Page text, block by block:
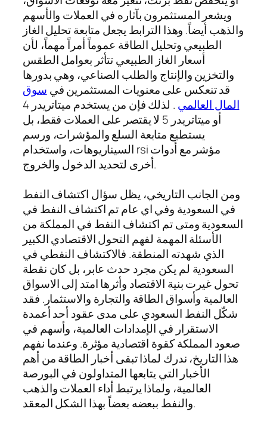
ويشعر المستثمرون بآثاره في العملات والأسهم
والذهب أيضاً. وهذا الترابط يجعل متابعة تحليل الغاز
الطبيعي وتحليل الطاقة عموماً أمراً مهماً، لأن
أسعار الغاز الطبيعي تتأثر بعوامل الطقس
والتخزين والإنتاج والطلب الصناعي، وهي بدورها
قد تنعكس على معنويات المستثمرين في سوق
المال العالمي
. لذلك فإن من يستخدم ميتاتريدر 4
أو ميتاتريدر 5 لا يقتصر على العملات فقط، بل
يستطيع متابعة السلع والمؤشرات، ورسم
السيناريوهات، واستخدام rsi مؤشر مع أدوات
أخرى لتحديد الدخول والخروج.
ومن الجانب التاريخي، يظل سؤال اكتشاف النفط
في السعودية وفي اي عام تم اكتشاف النفط في
السعودية ومتى تم اكتشاف النفط في المملكة من
الأسئلة المهمة لفهم التحول الاقتصادي الكبير
الذي شهدته المنطقة. فالاكتشاف النفطي في
السعودية لم يكن مجرد حدث عابر، بل كان نقطة
تحول غيرت بنية الاقتصاد وأثرها امتد إلى الاسواق
العالمية وأسواق الطاقة والتجارة والاستثمار. فقد
شكّل النفط السعودي على مدى عقود أحد أعمدة
الاستقرار في الإمدادات العالمية، وأسهم في
صعود المملكة كقوة اقتصادية مؤثرة. وعندما نفهم
هذا التاريخ، ندرك لماذا تبقى أخبار الطاقة من أهم
الأخبار التي يتابعها المتداولون في البورصة
العالمية، ولماذا يرتبط أداء العملات والذهب
والنفط ببعضه بعضاً بهذا الشكل المعقد.